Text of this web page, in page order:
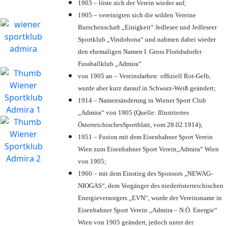
1903 – löste sich der Verein wieder auf;
1905 – vereinigten sich die wilden Vereine
Burschenschaft „Einigkeit“ Jedlesee und Jedleseer
Sportklub „Vindobona“ und nahmen dabei wieder
den ehemaligen Namen I. Gross Floridsdorfer
Fussballklub „Admira“
von 1905 an – Vereinsfarben: offiziell Rot-Gelb,
wurde aber kurz darauf in Schwarz-Weiß geändert;
1914 – Namensänderung in Wiener Sport Club
„Admira“ von 1905 (Quelle: Illustriertes
ÖsterreichischesSportblatt, vom 28.02.1914);
1951 – Fusion mit dem Eisenbahner Sport Verein
Wien zum Eisenbahner Sport Verein„Admira“ Wien
von 1905;
1960 – mit dem Einstieg des Sponsors „NEWAG-
NIOGAS“, dem Vorgänger des niederösterreichischen
Energieversorgers „EVN“, wurde der Vereinsname in
Eisenbahner Sport Verein „Admira – N.Ö. Energie“
Wien von 1905 geändert, jedoch unter der